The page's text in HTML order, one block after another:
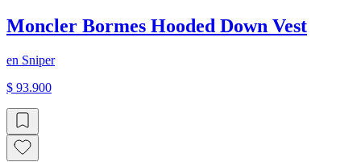
Moncler Bormes Hooded Down Vest
en Sniper
$ 93.900